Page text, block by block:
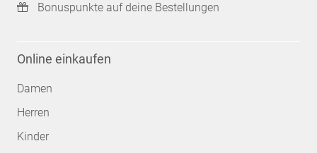
Bonuspunkte auf deine Bestellungen
Online einkaufen
Damen
Herren
Kinder